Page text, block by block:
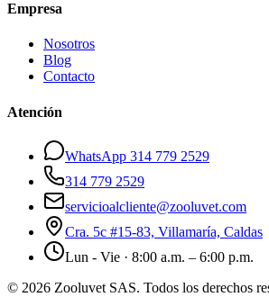
Empresa
Nosotros
Blog
Contacto
Atención
WhatsApp 314 779 2529
314 779 2529
servicioalcliente@zooluvet.com
Cra. 5c #15-83, Villamaría, Caldas
Lun - Vie · 8:00 a.m. – 6:00 p.m.
© 2026 Zooluvet SAS. Todos los derechos